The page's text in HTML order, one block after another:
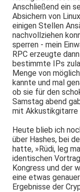
Anschließend ein
Absichern von
einigen Stellen
nachvollziehen
sperren - mein
RPC erzeugte
bestimmte IPs
Menge von
kannte und mal
ob sie für den
Samstag abend
mit Akkustikgitarre
Heute blieb ich
über Hashes, bei
hatte, »Rüdi, leg
identischen
Kongress und der
eine etwas
Ergebnisse der